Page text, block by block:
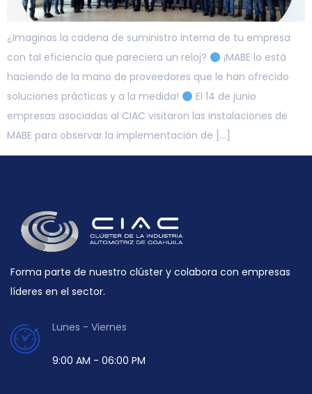
¿Imaginas la cadena de suministro interna de tu empresa
con tal eficiencia que pareciera un reloj?
¡MABE lo está
haciendo de la mano de proveedores que le han ofrecido
soluciones prácticas y a la medida!
El 14 de junio
empresas asociadas al CIAC visitaron las instalaciones de
MABE para observar la implementación de […]
Forma parte de nuestro clúster y colabora con empresas
líderes en el sector.
Lunes - Viernes
9:00 AM - 06:00 PM